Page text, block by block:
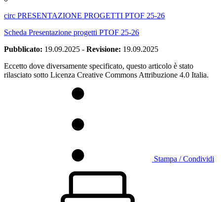
circ PRESENTAZIONE PROGETTI PTOF 25-26
Scheda Presentazione progetti PTOF 25-26
Pubblicato: 19.09.2025 - Revisione: 19.09.2025
Eccetto dove diversamente specificato, questo articolo è stato
rilasciato sotto Licenza Creative Commons Attribuzione 4.0 Italia.
Stampa / Condividi